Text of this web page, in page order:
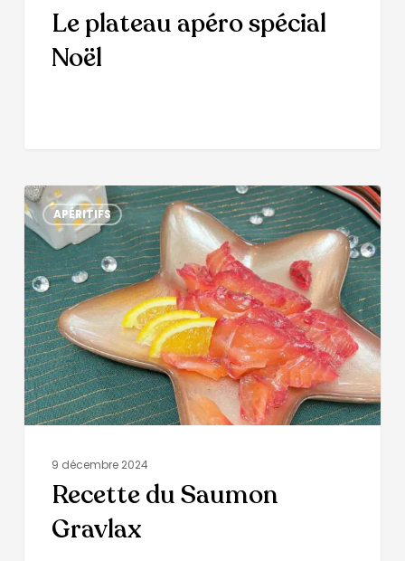
Le plateau apéro spécial
Noël
APÉRITIFS
9 décembre 2024
Recette du Saumon
Gravlax